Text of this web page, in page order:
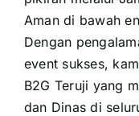
Aman di bawah
Dengan
event sukses,
B2G Teruji yang
dan Dinas di